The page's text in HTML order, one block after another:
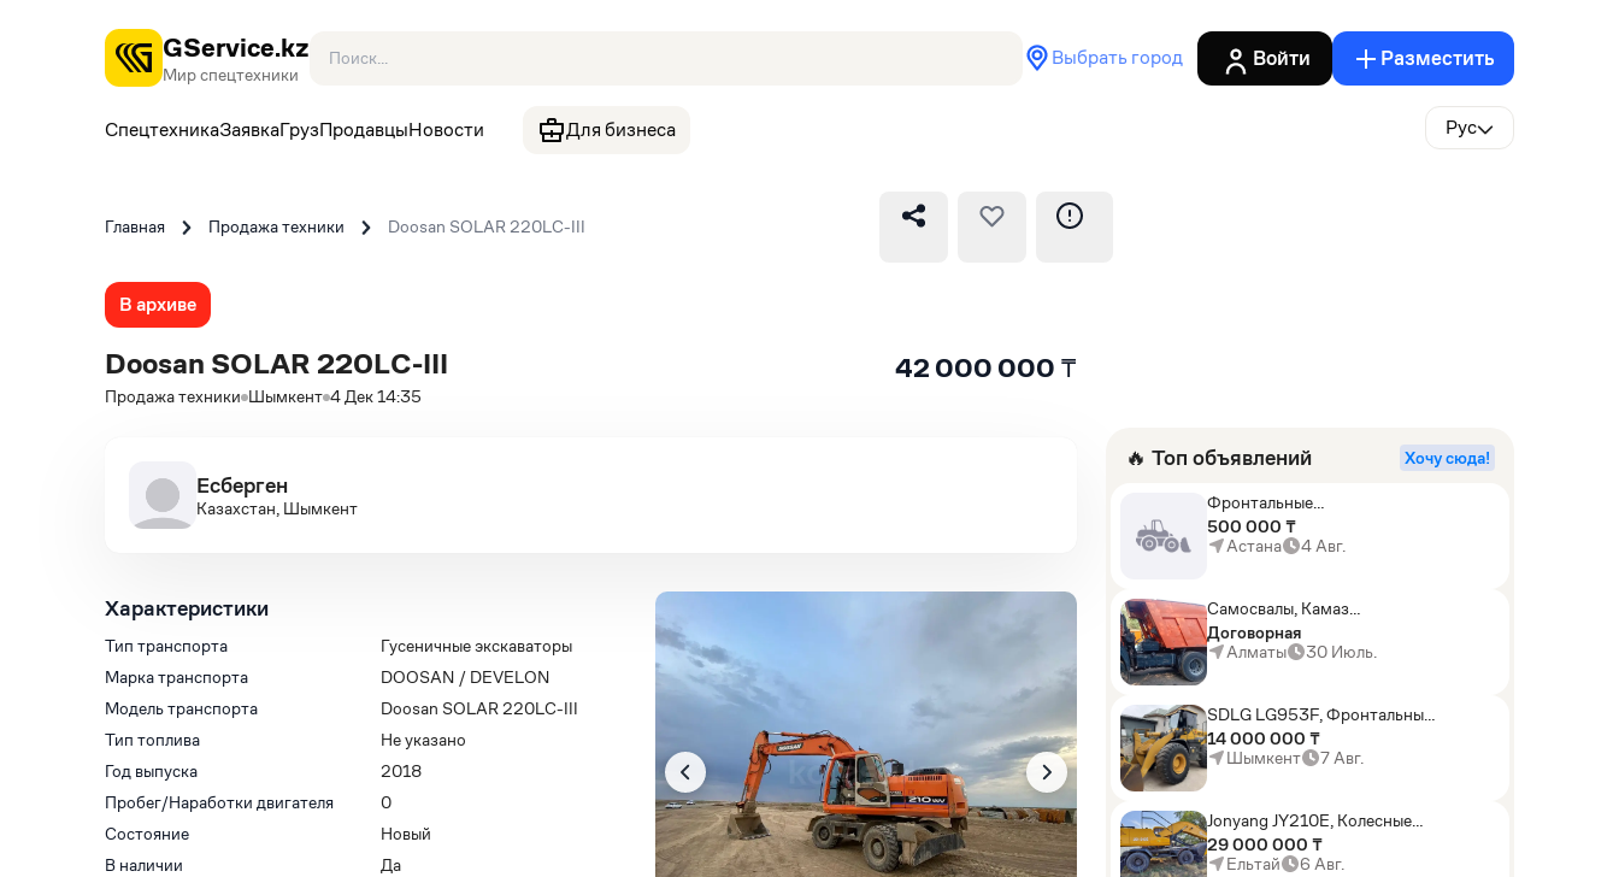
GService.kz
Мир спецтехники
Выбрать город Войти Разместить
СпецтехникаЗаявкаГрузПродавцыНовости Для бизнеса Рус
Главная Продажа техники Doosan SOLAR 220LC-III
В архиве
Doosan SOLAR 220LC-III
Продажа техники Шымкент 4 Дек 14:35
42 000 000 ₸
Есберген
Казахстан, Шымкент
Характеристики
Тип транспорта
Гусеничные экскаваторы
Марка транспорта
DOOSAN / DEVELON
Модель транспорта
Doosan SOLAR 220LC-III
Тип топлива
Не указано
Год выпуска
2018
Пробег/Наработки двигателя
0
Состояние
Новый
В наличии
Да
🔥 Топ объявлений Хочу сюда!
Фронтальные
погрузчики,Экскаваторы-
погрузчики,Мини-
погрузчики,Горные
500 000 ₸
Астана
4 Авг.
Самосвалы, Камаз
АГП-29РТ (шасси
KАМАЗ-43114 6x6)
Договорная
Алматы
30 Июль.
SDLG LG953F, Фронтальные
погрузчики
14 000 000 ₸
Шымкент
7 Авг.
Jonyang JY210E, Колесные
экскаваторы
29 000 000 ₸
Ельтай
6 Авг.